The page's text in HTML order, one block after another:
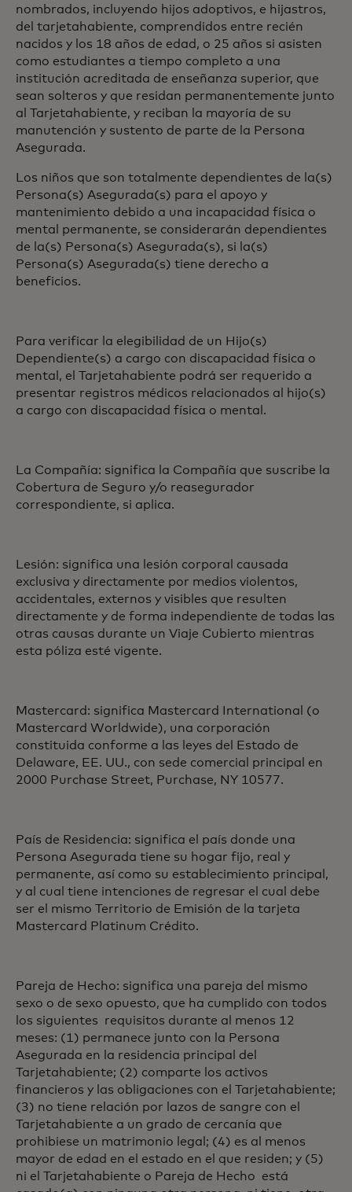
nombrados, incluyendo hijos adoptivos, e hijastros,
del tarjetahabiente, comprendidos entre recién
nacidos y los 18 años de edad, o 25 años si asisten
como estudiantes a tiempo completo a una
institución acreditada de enseñanza superior, que
sean solteros y que residan permanentemente junto
al Tarjetahabiente, y reciban la mayoría de su
manutención y sustento de parte de la Persona
Asegurada.
Los niños que son totalmente dependientes de la(s)
Persona(s) Asegurada(s) para el apoyo y
mantenimiento debido a una incapacidad física o
mental permanente, se considerarán dependientes
de la(s) Persona(s) Asegurada(s), si la(s)
Persona(s) Asegurada(s) tiene derecho a
beneficios.
Para verificar la elegibilidad de un Hijo(s)
Dependiente(s) a cargo con discapacidad física o
mental, el Tarjetahabiente podrá ser requerido a
presentar registros médicos relacionados al hijo(s)
a cargo con discapacidad física o mental.
La Compañía: significa la Compañía que suscribe la
Cobertura de Seguro y/o reasegurador
correspondiente, si aplica.
Lesión: significa una lesión corporal causada
exclusiva y directamente por medios violentos,
accidentales, externos y visibles que resulten
directamente y de forma independiente de todas las
otras causas durante un Viaje Cubierto mientras
esta póliza esté vigente.
Mastercard: significa Mastercard International (o
Mastercard Worldwide), una corporación
constituida conforme a las leyes del Estado de
Delaware, EE. UU., con sede comercial principal en
2000 Purchase Street, Purchase, NY 10577.
País de Residencia: significa el país donde una
Persona Asegurada tiene su hogar fijo, real y
permanente, así como su establecimiento principal,
y al cual tiene intenciones de regresar el cual debe
ser el mismo Territorio de Emisión de la tarjeta
Mastercard Platinum Crédito.
Pareja de Hecho: significa una pareja del mismo
sexo o de sexo opuesto, que ha cumplido con todos
los siguientes requisitos durante al menos 12
meses: (1) permanece junto con la Persona
Asegurada en la residencia principal del
Tarjetahabiente; (2) comparte los activos
financieros y las obligaciones con el Tarjetahabiente;
(3) no tiene relación por lazos de sangre con el
Tarjetahabiente a un grado de cercanía que
prohibiese un matrimonio legal; (4) es al menos
mayor de edad en el estado en el que residen; y (5)
ni el Tarjetahabiente o Pareja de Hecho está